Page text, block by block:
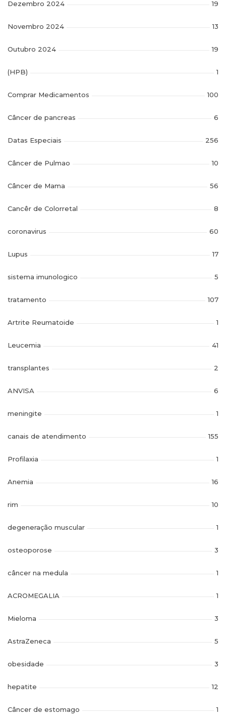
Dezembro 2024 19
Novembro 2024 13
Outubro 2024 19
(HPB) 1
Comprar Medicamentos 100
Câncer de pancreas 6
Datas Especiais 256
Câncer de Pulmao 10
Câncer de Mama 56
Cancêr de Colorretal 8
coronavirus 60
Lupus 17
sistema imunologico 5
tratamento 107
Artrite Reumatoide 1
Leucemia 41
transplantes 2
ANVISA 6
meningite 1
canais de atendimento 155
Profilaxia 1
Anemia 16
rim 10
degeneração muscular 1
osteoporose 3
câncer na medula 1
ACROMEGALIA 1
Mieloma 3
AstraZeneca 5
obesidade 3
hepatite 12
Câncer de estomago 1